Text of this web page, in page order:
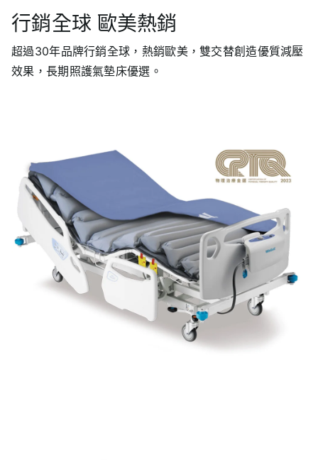
行銷全球 歐美熱銷
超過30年品牌行銷全球，熱銷歐美，雙交替創造優質減壓
效果，長期照護氣墊床優選。